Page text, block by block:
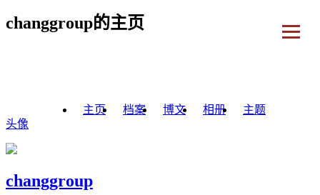
changgroup的主页
主页 档案 博文 相册
主题
头像
changgroup